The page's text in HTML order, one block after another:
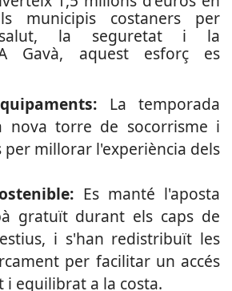
municipis costaners per
la seguretat i la
Gavà, aquest esforç es
La temporada
nova torre de socorrisme i
per millorar l'experiència dels
Es manté l'aposta
gratuït durant els caps de
i s'han redistribuït les
per facilitar un accés
i equilibrat a la costa.